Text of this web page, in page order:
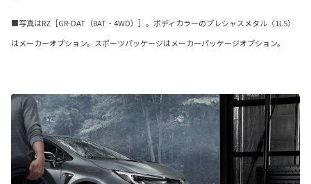
■写真はRZ［GR-DAT（8AT・4WD）］。ボディカラーのプレシャスメタル〈1L5〉
はメーカーオプション。スポーツパッケージはメーカーパッケージオプション。